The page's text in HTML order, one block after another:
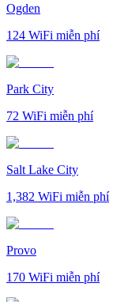
Ogden
124 WiFi miễn phí
Park City
72 WiFi miễn phí
Salt Lake City
1,382 WiFi miễn phí
Provo
170 WiFi miễn phí